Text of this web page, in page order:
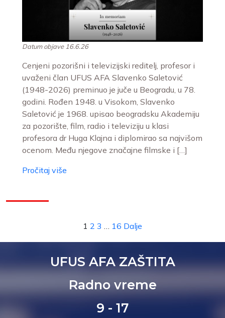
Datum objave 16.6.26
Cenjeni pozorišni i televizijski reditelj, profesor i
uvaženi član UFUS AFA Slavenko Saletović
(1948-2026) preminuo je juče u Beogradu, u 78.
godini. Rođen 1948. u Visokom, Slavenko
Saletović je 1968. upisao beogradsku Akademiju
za pozorište, film, radio i televiziju u klasi
profesora dr Huga Klajna i diplomirao sa najvišom
ocenom. Među njegove značajne filmske i […]
Pročitaj više
1 2 3 16 Dalje
UFUS AFA ZAŠTITA
Radno vreme
9 - 17